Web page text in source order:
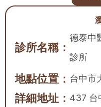
診所名稱：
德泰中
診所
地點位置： 台中市
詳細地址： 437 台